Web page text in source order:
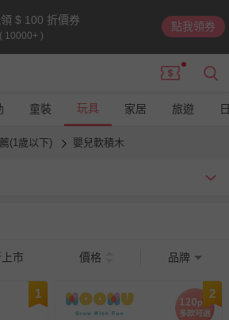
$ 100 折價券
( 10000+ )
點我領券
童裝 玩具 家居 旅遊
(1歲以下) 嬰兒軟積木
手眼協調能力，培養專注力，還能讓親子
市 價格 品牌
1 2